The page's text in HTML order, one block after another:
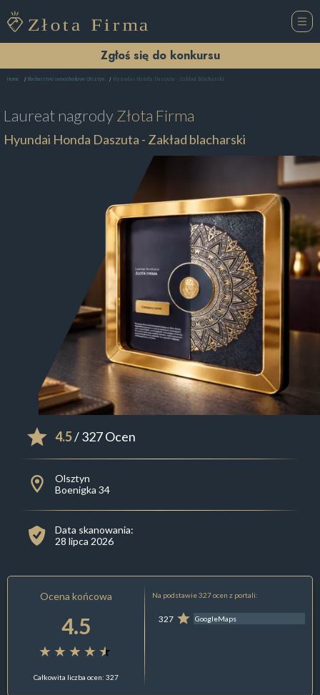
Zgłoś się do konkursu
Home Blacharstwo samochodowe Olsztyn Hyundai Honda Daszuta - Zakład blacharski
Laureat nagrodyZłota Firma
Hyundai Honda Daszuta - Zakład blacharski
4.5/ 327 Ocen
Olsztyn
Boenigka 34
Data skanowania:
28 lipca 2026
Ocena końcowa
4.5
Całkowita liczba ocen: 327
Na podstawie 327 ocen z portali:
327 GoogleMaps